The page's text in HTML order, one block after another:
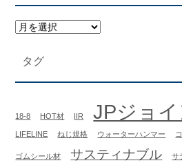
タグ
18-8 HOT材 IIR JPジョイ
LIFELINE ねじ規格 ウォーターハンマー
ゴムシール材 サスティナブル サ